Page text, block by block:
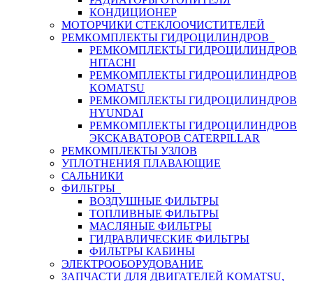
КОНДИЦИОНЕР
МОТОРЧИКИ СТЕКЛООЧИСТИТЕЛЕЙ
РЕМКОМПЛЕКТЫ ГИДРОЦИЛИНДРОВ
РЕМКОМПЛЕКТЫ ГИДРОЦИЛИНДРОВ
HITACHI
РЕМКОМПЛЕКТЫ ГИДРОЦИЛИНДРОВ
KOMATSU
РЕМКОМПЛЕКТЫ ГИДРОЦИЛИНДРОВ
HYUNDAI
РЕМКОМПЛЕКТЫ ГИДРОЦИЛИНДРОВ
ЭКСКАВАТОРОВ CATERPILLAR
РЕМКОМПЛЕКТЫ УЗЛОВ
УПЛОТНЕНИЯ ПЛАВАЮЩИЕ
САЛЬНИКИ
ФИЛЬТРЫ
ВОЗДУШНЫЕ ФИЛЬТРЫ
ТОПЛИВНЫЕ ФИЛЬТРЫ
МАСЛЯНЫЕ ФИЛЬТРЫ
ГИДРАВЛИЧЕСКИЕ ФИЛЬТРЫ
ФИЛЬТРЫ КАБИНЫ
ЭЛЕКТРООБОРУДОВАНИЕ
ЗАПЧАСТИ ДЛЯ ДВИГАТЕЛЕЙ KOMATSU,